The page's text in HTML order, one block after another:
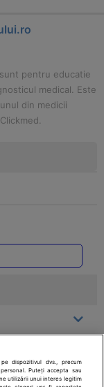
pentru educatie
medical. Este
din medicii
dispozitivul dvs., precum
Puteți accepta sau
utilizării unui interes legitim